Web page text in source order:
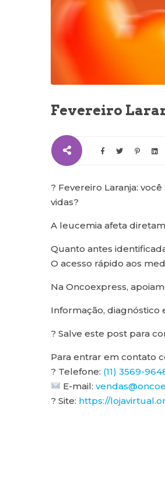
Fevereiro
? Fevereiro Laranja:
vidas?
A leucemia afeta
Quanto antes
O acesso rápido aos
Na Oncoexpress,
Informação, diagnóstico
? Salve este post para
Para entrar em contato
? Telefone: (11) 3569-
E-mail:
? Site: https://